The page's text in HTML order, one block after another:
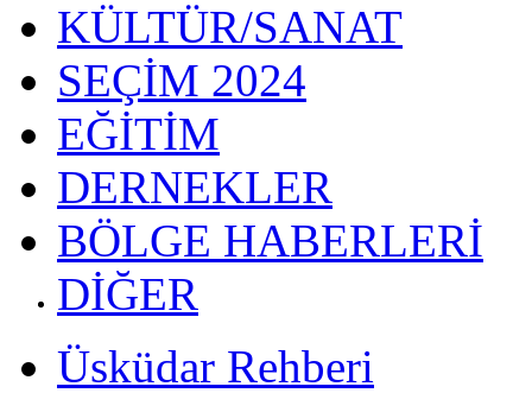
KÜLTÜR/SANAT
SEÇİM 2024
EĞİTİM
DERNEKLER
BÖLGE HABERLERİ
DİĞER
Üsküdar Rehberi